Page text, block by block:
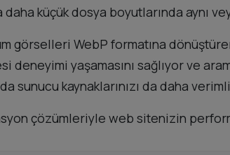
daha küçük dosya boyutlarında aynı
görselleri WebP formatına
deneyimi yaşamasını sağlıyor ve
sunucu kaynaklarınızı da daha
çözümleriyle web sitenizin